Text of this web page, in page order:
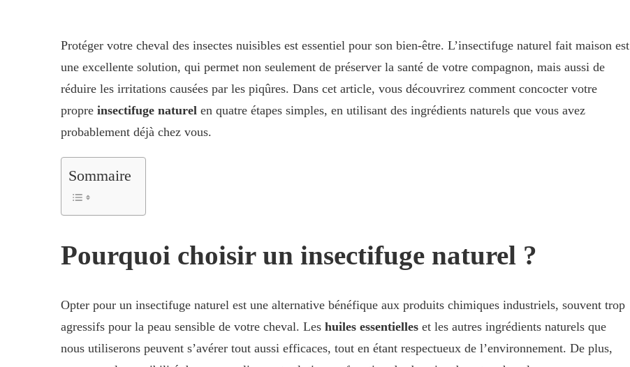
Protéger votre cheval des insectes nuisibles est essentiel pour son bien-être. L’insectifuge naturel fait maison est
une excellente solution, qui permet non seulement de préserver la santé de votre compagnon, mais aussi de
réduire les irritations causées par les piqûres. Dans cet article, vous découvrirez comment concocter votre
propre insectifuge naturel en quatre étapes simples, en utilisant des ingrédients naturels que vous avez
probablement déjà chez vous.
Sommaire
Pourquoi choisir un insectifuge naturel ?
Opter pour un insectifuge naturel est une alternative bénéfique aux produits chimiques industriels, souvent trop
agressifs pour la peau sensible de votre cheval. Les huiles essentielles et les autres ingrédients naturels que
nous utiliserons peuvent s’avérer tout aussi efficaces, tout en étant respectueux de l’environnement. De plus,